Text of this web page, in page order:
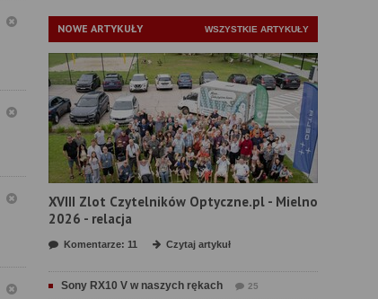
NOWE ARTYKUŁY WSZYSTKIE ARTYKUŁY
XVIII Zlot Czytelników Optyczne.pl - Mielno
2026 - relacja
Komentarze: 11 Czytaj artykuł
Sony RX10 V w naszych rękach 25